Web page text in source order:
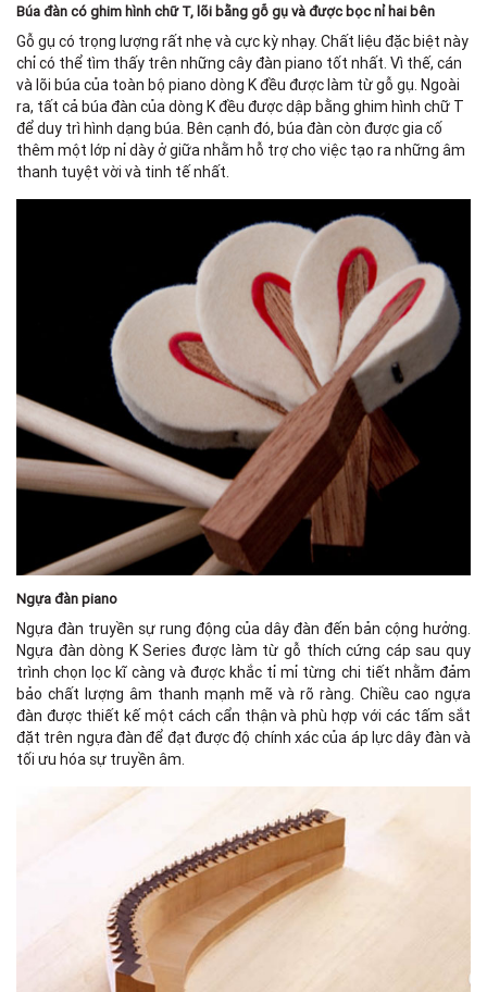
Búa đàn có ghim hình chữ T, lõi bằng gỗ gụ và được bọc nỉ hai bên
Gỗ gụ có trọng lượng rất nhẹ và cực kỳ nhạy. Chất liệu đặc biệt này
chỉ có thể tìm thấy trên những cây đàn piano tốt nhất. Vì thế, cán
và lõi búa của toàn bộ piano dòng K đều được làm từ gỗ gụ. Ngoài
ra, tất cả búa đàn của dòng K đều được dập bằng ghim hình chữ T
để duy trì hình dạng búa. Bên cạnh đó, búa đàn còn được gia cố
thêm một lớp nỉ dày ở giữa nhằm hỗ trợ cho việc tạo ra những âm
thanh tuyệt vời và tinh tế nhất.
Ngựa đàn piano
Ngựa đàn truyền sự rung động của dây đàn đến bản cộng hưởng.
Ngựa đàn dòng K Series được làm từ gỗ thích cứng cáp sau quy
trình chọn lọc kĩ càng và được khắc tỉ mỉ từng chi tiết nhằm đảm
bảo chất lượng âm thanh mạnh mẽ và rõ ràng. Chiều cao ngựa
đàn được thiết kế một cách cẩn thận và phù hợp với các tấm sắt
đặt trên ngựa đàn để đạt được độ chính xác của áp lực dây đàn và
tối ưu hóa sự truyền âm.